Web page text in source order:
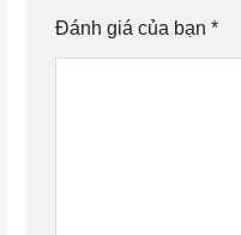
Đánh giá của bạn *